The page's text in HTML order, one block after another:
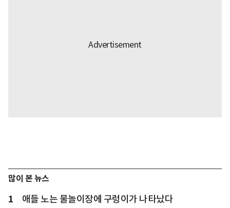
많이 본 뉴스
1 애들 노는 물놀이장에 구렁이가 나타났다